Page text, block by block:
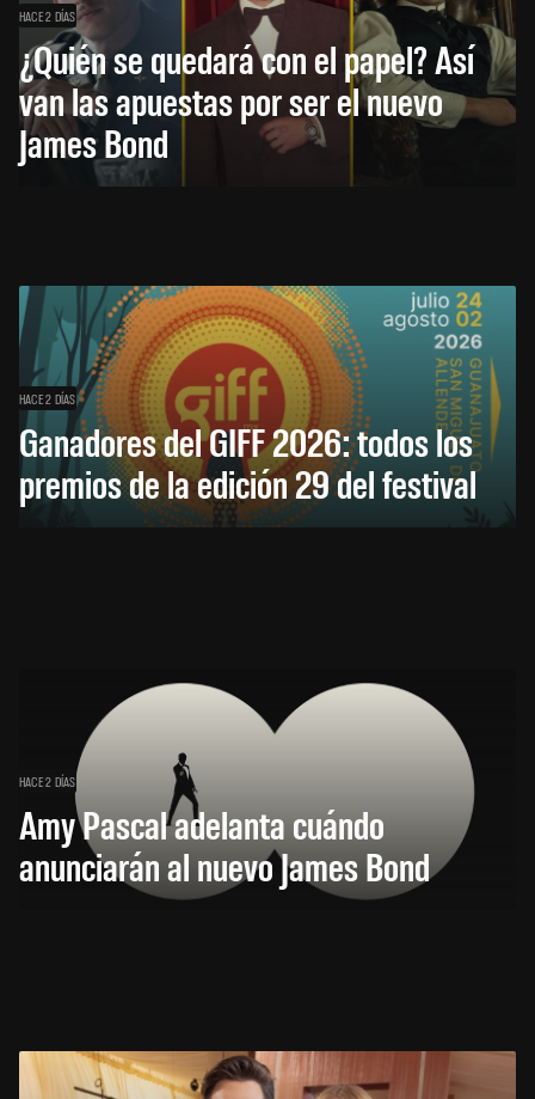
HACE 2 DÍAS
¿Quién se quedará con el papel? Así
van las apuestas por ser el nuevo
James Bond
HACE 2 DÍAS
Ganadores del GIFF 2026: todos los
premios de la edición 29 del festival
HACE 2 DÍAS
Amy Pascal adelanta cuándo
anunciarán al nuevo James Bond